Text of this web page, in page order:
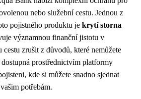
nebo služební cestu. Jednou z
pojistného produktu je krytí storna
významnou finanční jistotu v
cestu zrušit z důvodů, které nemůžete
prostřednictvím platformy
kde si můžete snadno sjednat
potřebám.